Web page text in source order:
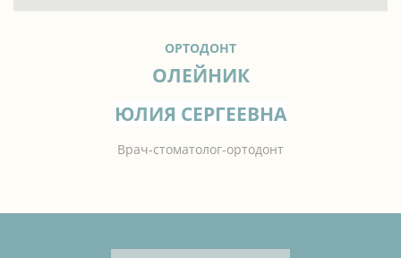
ОРТОДОНТ
ОЛЕЙНИК
ЮЛИЯ СЕРГЕЕВНА
Врач-стоматолог-ортодонт